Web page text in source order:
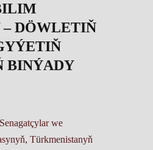
DÖWLETIŇ
BINÝADY
we
Türkmenistanyň